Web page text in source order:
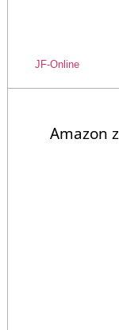
JF-Online
Amazon